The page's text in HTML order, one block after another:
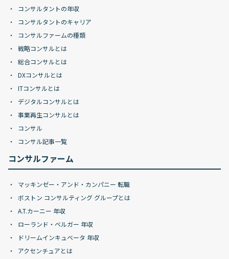
コンサルタントの年収
コンサルタントのキャリア
コンサルファームの種類
戦略コンサルとは
総合コンサルとは
DXコンサルとは
ITコンサルとは
デジタルコンサルとは
事業再生コンサルとは
コンサル
コンサル記事一覧
コンサルファーム
マッキンゼー・アンド・カンパニー 転職
ボストン コンサルティング グループとは
A.T.カーニー 年収
ローランド・ベルガー 年収
ドリームインキュベータ 年収
アクセンチュアとは